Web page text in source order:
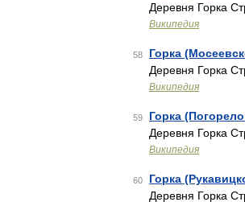
Деревня Горка
Википедия
58 Горка
Деревня Горка
Википедия
59 Горка
Деревня Горка
Википедия
60 Горка
Деревня Горка